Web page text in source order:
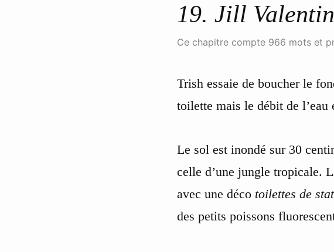
19. Jill
Ce chapitre compte 966 mots et
Trish essaie de boucher le
toilette mais le débit de l’eau
Le sol est inondé sur 30
celle d’une jungle tropicale.
avec une déco toilettes de
des petits poissons